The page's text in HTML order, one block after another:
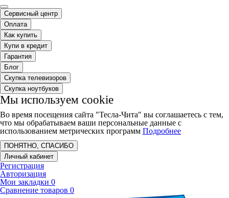
Сервисный центр
Оплата
Как купить
Купи в кредит
Гарантия
Блог
Скупка телевизоров
Скупка ноутбуков
Мы используем cookie
Во время посещения сайта "Тесла-Чита" вы соглашаетесь с тем,
что мы обрабатываем ваши персональные данные с
использованием метрических программ Подробнее
ПОНЯТНО, СПАСИБО
Личный кабинет
Регистрация
Авторизация
Мои закладки 0
Сравнение товаров 0